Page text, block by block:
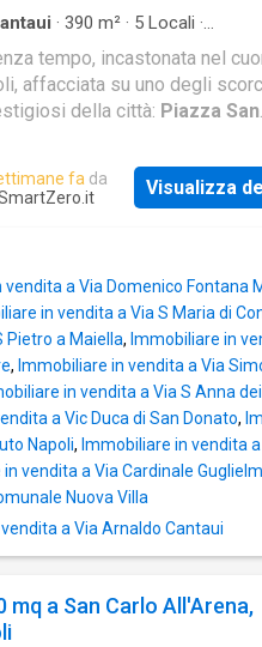
· 390 m² · 5 Locali ·
tempo, incastonata nel
affacciata su uno degli
della città: Piazza San
quotidiana si fonde con il
iconici, nasce questa
e regalano prospettive
vita vibrante del centro
triplo di oltre 100 mq,
soffitti di 6 metri e pregiato
Doppio ingresso privato:
divisione in due unità
infissi termoacustici in
con vetri decorati e maniglie
verde pregiato. ✨ Interni
il lusso • Superficie
da letto e altrettanti bagni e
fa da
Visualizza
vendita a Via Domenico Fontana
in vendita a Via S Maria di
Pietro a Maiella, Immobiliare in
, Immobiliare in vendita a Via
in vendita a Via S Anna
a Vic Duca di San Donato,
Napoli, Immobiliare in vendita
vendita a Via Cardinale
Nuova Villa
a Via Arnaldo Cantaui
mq a San Carlo All'Arena,